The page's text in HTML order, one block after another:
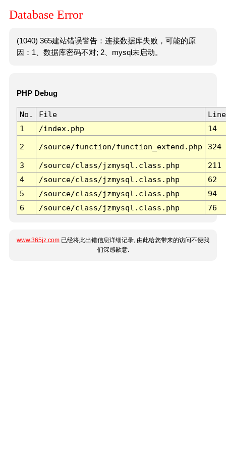
Database Error
(1040) 365建站错误警告：连接数据库失败，可能的原
因：1、数据库密码不对; 2、mysql未启动。
PHP Debug
No. File
Line
1
/index.php 14
2 /source/function/function_extend.php 324
3 /source/class/jzmysql.class.php
211
4
/source/class/jzmysql.class.php
62
5
/source/class/jzmysql.class.php
94
6
/source/class/jzmysql.class.php 76
www.365jz.com 已经将此出错信息详细记录, 由此给您带来的访问不便我
们深感歉意.